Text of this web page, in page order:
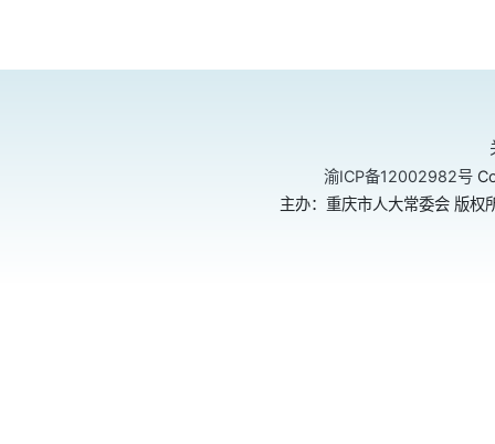
渝ICP备12002982号
主办：重庆市人大常委会 版